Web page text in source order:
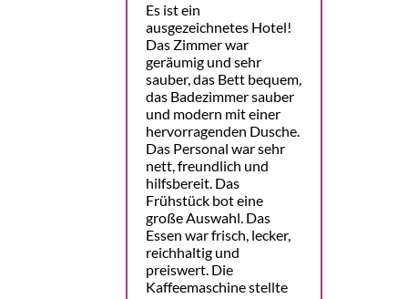
Es ist ein
ausgezeichnetes Hotel!
Das Zimmer war
geräumig und sehr
sauber, das Bett bequem,
das Badezimmer sauber
und modern mit einer
hervorragenden Dusche.
Das Personal war sehr
nett, freundlich und
hilfsbereit. Das
Frühstück bot eine
große Auswahl. Das
Essen war frisch, lecker,
reichhaltig und
preiswert. Die
Kaffeemaschine stellte